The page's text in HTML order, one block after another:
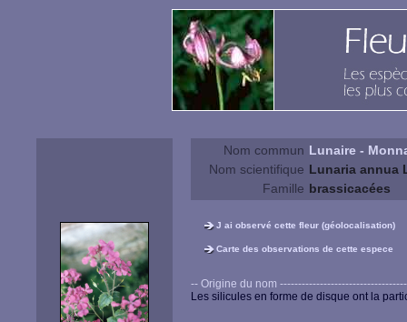
Nom commun Lunaire -
Nom scientifique Lunaria annua
Famille brassicacées
J ai observé cette fleur (géolocalisation)
Carte des observations de cette espece
-- Origine du nom
Les silicules en forme de disque ont la